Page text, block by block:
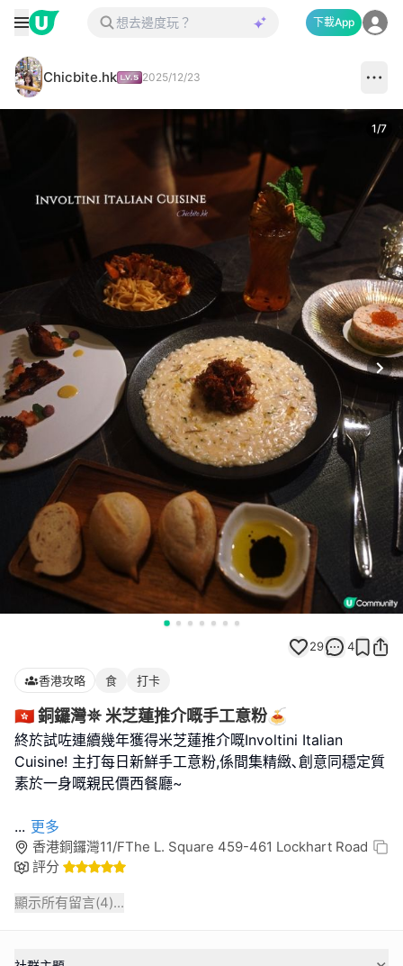
下載App
Chicbite.hk 2025/12/23
1/7
29 4
香港攻略 食 打卡
🇭🇰 銅鑼灣𖤓 米芝蓮推介嘅手工意粉🍝
終於試咗連續幾年獲得米芝蓮推介嘅Involtini Italian
Cuisine! 主打每日新鮮手工意粉,係間集精緻､創意同穩定質
素於一身嘅親民價西餐廳~
... 更多
香港銅鑼灣11/FThe L. Square 459-461 Lockhart Road
評分
顯示所有留言(4)...